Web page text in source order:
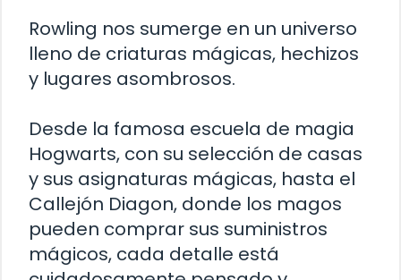
Rowling nos sumerge en un universo
lleno de criaturas mágicas, hechizos
y lugares asombrosos.
Desde la famosa escuela de magia
Hogwarts, con su selección de casas
y sus asignaturas mágicas, hasta el
Callejón Diagon, donde los magos
pueden comprar sus suministros
mágicos, cada detalle está